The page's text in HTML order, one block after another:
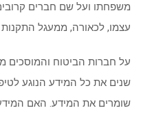
משפחתו ועל שם חברים
עצמו, לכאורה, ממעגל התקנות
על חברות הביטוח
שנים את כל המידע הנוגע
שומרים את המידע. האם